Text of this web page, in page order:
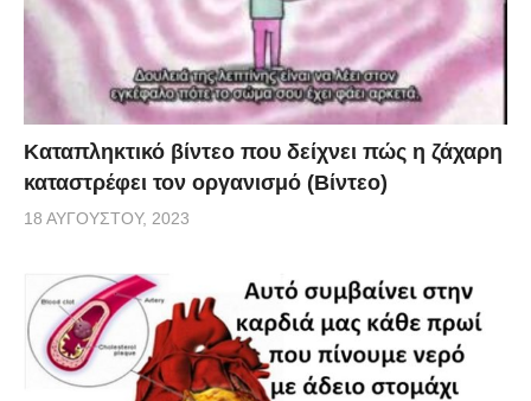
Καταπληκτικό βίντεο που δείχνει πώς η ζάχαρη
καταστρέφει τον οργανισμό (Βίντεο)
18 ΑΥΓΟΎΣΤΟΥ, 2023